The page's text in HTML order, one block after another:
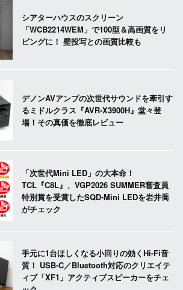
シアターハウスのスクリーン
「WCB2214WEM」で100型＆高画質をリ
ビングに！ 壁投写との画質比較も
デノンAVアンプの次世代サウンドを牽引す
るミドルクラス『AVR-X3900H』堂々登
場！その真価を徹底レビュー
「次世代Mini LED」の大本命！
TCL『C8L』、VGP2026 SUMMER審査員
特別賞を受賞したSQD-Mini LEDを岩井喬
がチェック
手元に1台ほしくなる小回りの効くHi-Fi音
質！ USB-C／Bluetooth対応のクリエイテ
ィブ「XF1」アクティブスピーカーをチェ